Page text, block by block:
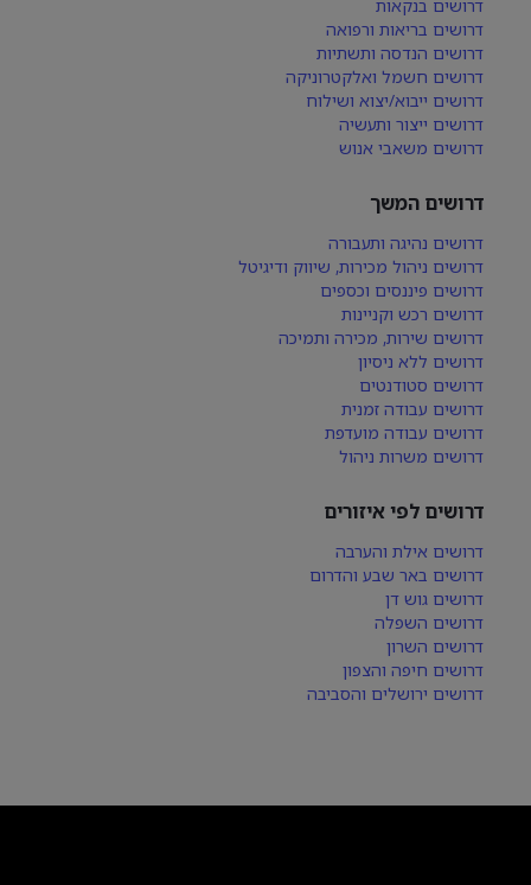
דרושים בנקאות
דרושים בריאות ורפואה
דרושים הנדסה ותשתיות
דרושים חשמל ואלקטרוניקה
דרושים ייבוא/יצוא ושילוח
דרושים ייצור ותעשיה
דרושים משאבי אנוש
דרושים המשך
דרושים נהיגה ותעבורה
דרושים ניהול מכירות, שיווק ודיגיטל
דרושים פיננסים וכספים
דרושים רכש וקניינות
דרושים שירות, מכירה ותמיכה
דרושים ללא ניסיון
דרושים סטודנטים
דרושים עבודה זמנית
דרושים עבודה מועדפת
דרושים משרות ניהול
דרושים לפי איזורים
דרושים אילת והערבה
דרושים באר שבע והדרום
דרושים גוש דן
דרושים השפלה
דרושים השרון
דרושים חיפה והצפון
דרושים ירושלים והסביבה